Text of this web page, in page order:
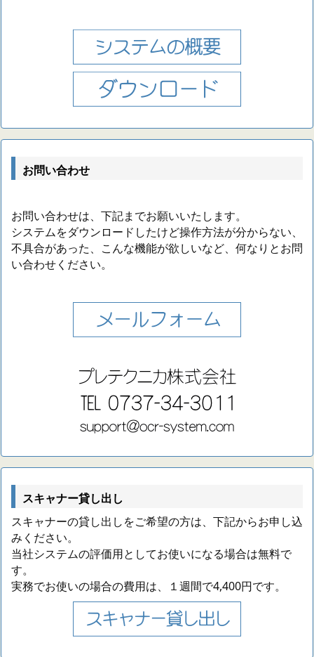
お問い合わせ
お問い合わせは、下記までお願いいたします。
システムをダウンロードしたけど操作方法が分からない、
不具合があった、こんな機能が欲しいなど、何なりとお問
い合わせください。
スキャナー貸し出し
スキャナーの貸し出しをご希望の方は、下記からお申し込
みください。
当社システムの評価用としてお使いになる場合は無料で
す。
実務でお使いの場合の費用は、１週間で4,400円です。